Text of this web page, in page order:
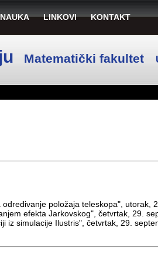
NAUKA LINKOVI KONTAKT
Matematički fakultet
položaja teleskopa", utorak,
efekta Jarkovskog", četvrtak, 29.
iz simulacije Ilustris", četvrtak, 29.